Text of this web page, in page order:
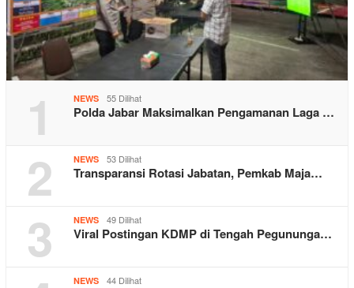
1 NEWS 55 Dilihat
Polda Jabar Maksimalkan Pengamanan Laga …
2 NEWS 53 Dilihat
Transparansi Rotasi Jabatan, Pemkab Maja…
3 NEWS 49 Dilihat
Viral Postingan KDMP di Tengah Pegununga…
NEWS 44 Dilihat